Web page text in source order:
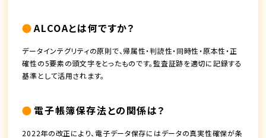
ALCOAとは何ですか？
データインテグリティの原則で、帰属性・判読性・同時性・原本性・正
確性の5要素の頭文字をとったものです。監査証跡を適切に記録する
基準として活用されます。
電子帳簿保存法との関係は？
2022年の改正により、電子データ保存にはデータの真実性確保が条